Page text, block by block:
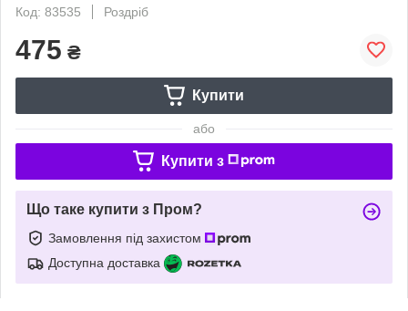
Код: 83535
Роздріб
475 ₴
Купити
або
Купити з
Що таке купити з Пром?
Замовлення під захистом
Доступна доставка